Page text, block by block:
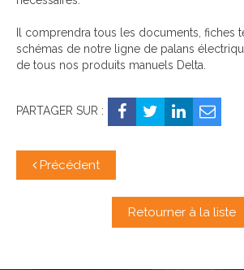
Il comprendra tous les documents, fiches
schémas de notre ligne de palans
de tous nos produits manuels Delta.
PARTAGER SUR :
Précédent
Retourner à la liste